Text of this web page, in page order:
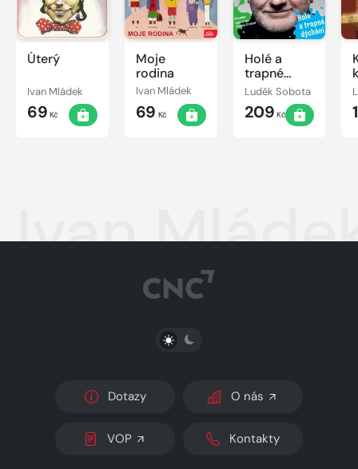
Úterý
Ivan Mládek
69 Kč
Moje
rodina
Ivan Mládek
69 Kč
Holé a
trapné
dýchání
Luděk Sobota
209 Kč
Ivan
PŘEPNOUT SVĚTLÝ/TMAVÝ REŽIM
Dotazy O nás
VOP Kontakty